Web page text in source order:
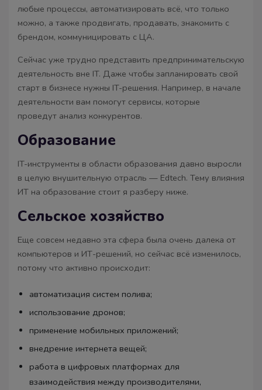
любые процессы, автоматизировать всё, что только
можно, а также продвигать, продавать, знакомить с
брендом, коммуницировать с ЦА.
Сейчас уже трудно представить предпринимательскую
деятельность вне IT. Даже чтобы запланировать свой
старт в бизнесе нужны IT-решения. Например, в начале
деятельности вам помогут сервисы, которые
проведут анализ конкурентов.
Образование
IT-инструменты в области образования давно выросли
в целую внушительную отрасль — Edtech. Тему влияния
ИТ на образование стоит я разберу ниже.
Сельское хозяйство
Еще совсем недавно эта сфера была очень далека от
компьютеров и ИТ-решений, но сейчас всё изменилось,
потому что активно происходит:
автоматизация систем полива;
использование дронов;
применение мобильных приложений;
внедрение интернета вещей;
работа в цифровых платформах для
взаимодействия между производителями,